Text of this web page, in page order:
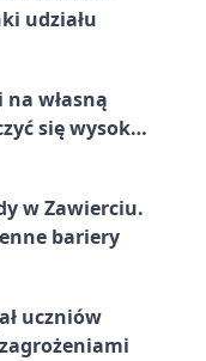
udziału
własną
się wysoką
w Zawierciu.
bariery
uczniów